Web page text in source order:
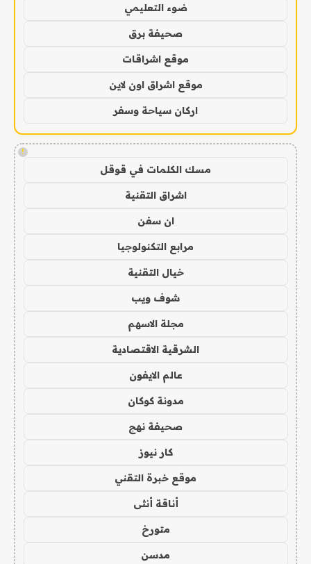
ضوء التعليمي
صحيفة برق
موقع اشراقات
موقع اشراق اون لاين
اركان سياحة وسفر
!
مسك الكلمات في قوقل
اشراق التقنية
ان سفن
مرابع التكنولوجيا
خيال التقنية
شوف ويب
مجلة الاسهم
الشرقية الاقتصادية
عالم الايفون
مدونة كوكان
صحيفة نهج
كار نيوز
موقع خبرة التقني
أناقة أنثى
متورخ
مدسن